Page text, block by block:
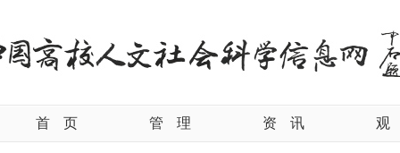
首 页 管 理 资 讯 观